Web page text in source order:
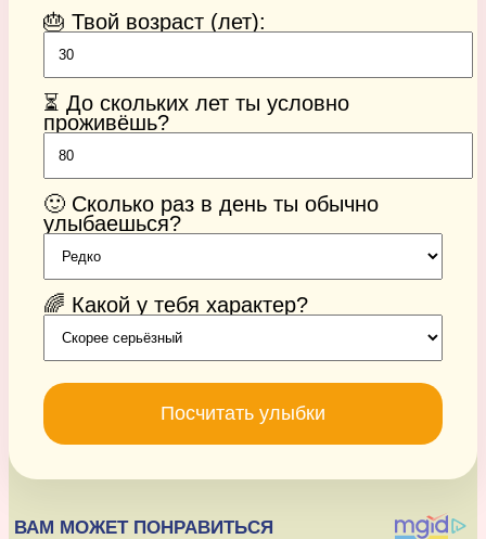
🎂 Твой возраст (лет):
⏳ До скольких лет ты условно
проживёшь?
🙂 Сколько раз в день ты обычно
улыбаешься?
🌈 Какой у тебя характер?
Посчитать улыбки